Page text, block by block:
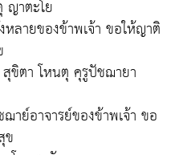
ญาตะโย
ลายของข้าพเจ้า ขอให้ญาติ
ขิตา โหนตุ คุรูปัชฌายา
ย์อาจารย์ของข้าพเจ้า ขอ
ข